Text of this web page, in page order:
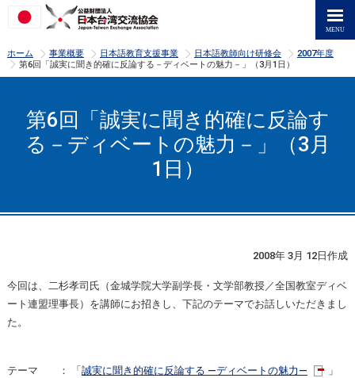
ホーム >
事業概要 >
日本語教育支援事業 >
日本語教師向け研修会 >
2007年度
>
第6回「誠実に聞き的確に反論する－ディベートの魅力－」（3月1日）
第6回「誠実に聞き的確に反論す
る－ディベートの魅力－」（3月
1日）
2008年 3月 12日作成
今回は、二杉孝司氏（金城学院大学副学長・文学部教授／全国教室ディベ
ート連盟理事長）を講師にお招きし、下記のテーマでお話しいただきまし
た。
テーマ ： 「 誠実に聞き的確に反論する ―ディベートの魅力― 」